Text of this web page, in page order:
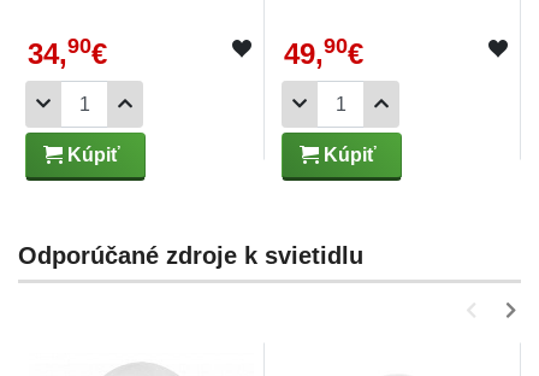
34,90€
Kúpiť
49,90€
Kúpiť
Odporúčané zdroje k svietidlu